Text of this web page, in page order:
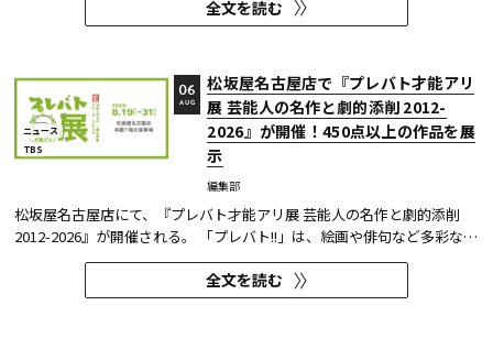
ムであり、その革新性と実用性が業界内で高い評価を獲得している。
【受賞アワード一覧】 ●2025年 日本民間放送連盟賞 技術部門優...
全文を読む
ニュース
TBS
松坂屋名古屋店で『プレバト才能アリ
展 芸能人の名作と劇的添削 2012-
2026』が開催！450点以上の作品を展
示
編集部
06
AUG
松坂屋名古屋店にて、『プレバト才能アリ展 芸能人の名作と劇的添削
2012-2026』が開催される。 「プレバト!!」は、絵画や俳句など多彩な芸
術ジャンルに芸能人が挑戦し、その作品を超一流の講師陣が才能アリ/ナ
シで厳しく査定する教養バラエティー番組だ。 本展では、定番ジャンル
の俳句・水彩画から、大漁旗や黒板アートといった巨大作品...
全文を読む